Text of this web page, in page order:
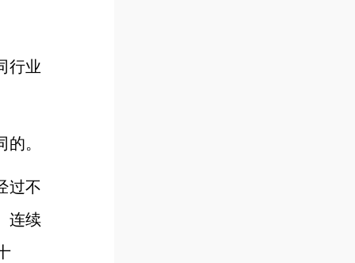
行业
。
过不
连续